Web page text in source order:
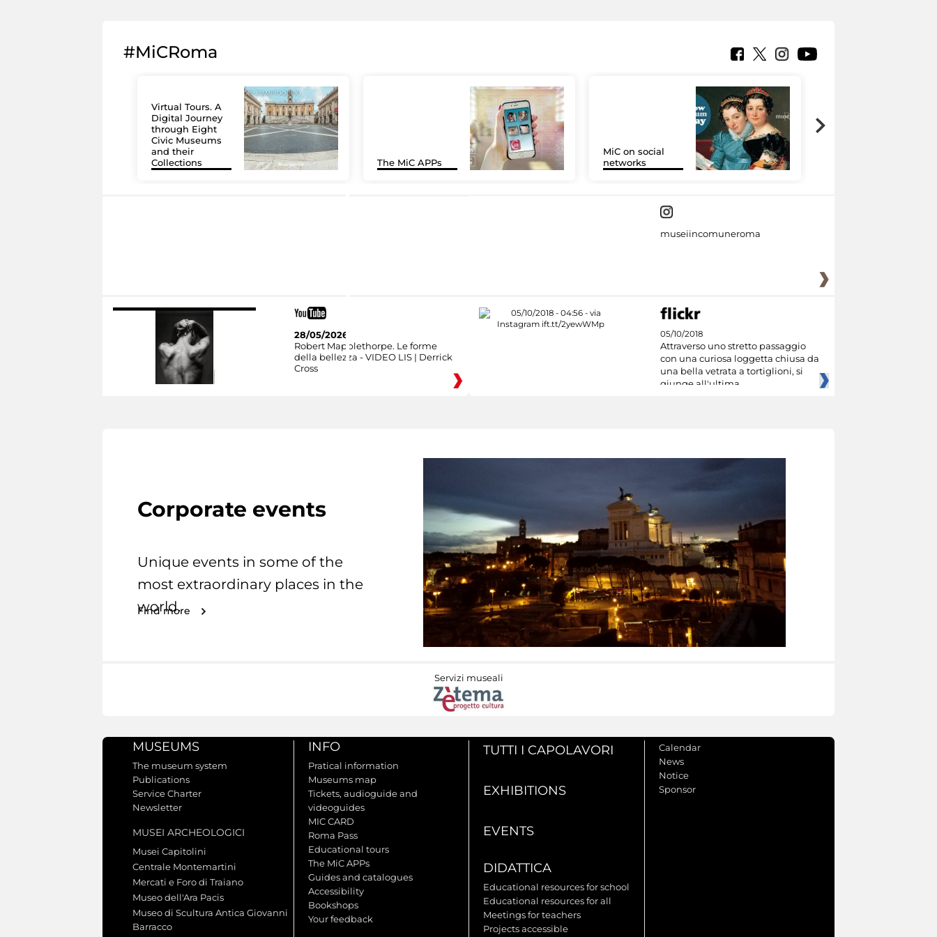
#MiCRoma
Virtual Tours. A
Digital Journey
through Eight
Civic Museums
and their
Collections
The MiC APPs
MiC on social
networks
museiincomuneroma
28/05/2026
Robert Mapplethorpe. Le forme
della bellezza - VIDEO LIS | Derrick
Cross
05/10/2018
Attraverso uno stretto passaggio
con una curiosa loggetta chiusa da
una bella vetrata a tortiglioni, si
giunge all'ultima
Corporate events
Unique events in some of the
most extraordinary places in the
world.
Find more
Servizi museali
MUSEUMS
The museum system
Publications
Service Charter
Newsletter
MUSEI ARCHEOLOGICI
Musei Capitolini
Centrale Montemartini
Mercati e Foro di Traiano
Museo dell'Ara Pacis
Museo di Scultura Antica Giovanni
Barracco
INFO
Pratical information
Museums map
Tickets, audioguide and
videoguides
MIC CARD
Roma Pass
Educational tours
The MiC APPs
Guides and catalogues
Accessibility
Bookshops
Your feedback
TUTTI I CAPOLAVORI
EXHIBITIONS
EVENTS
DIDATTICA
Educational resources for school
Educational resources for all
Meetings for teachers
Projects accessible
Calendar
News
Notice
Sponsor